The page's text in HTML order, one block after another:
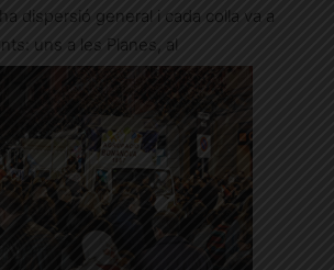
dispersió general i cada colla va a
uns a les Planes, al